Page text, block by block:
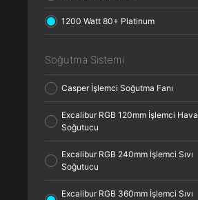
1200 Watt 80+ Platinum
Soğutma Sistemi
Casper İşlemci Soğutma Fanı
Excalibur RGB 120mm İşlemci Hava
Soğutucu
Excalibur RGB 240mm İşlemci Sıvı
Soğutucu
Excalibur RGB 360mm İşlemci Sıvı